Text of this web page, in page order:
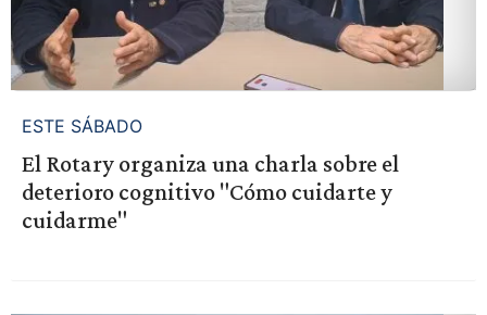
ESTE SÁBADO
El Rotary organiza una charla sobre el
deterioro cognitivo "Cómo cuidarte y
cuidarme"